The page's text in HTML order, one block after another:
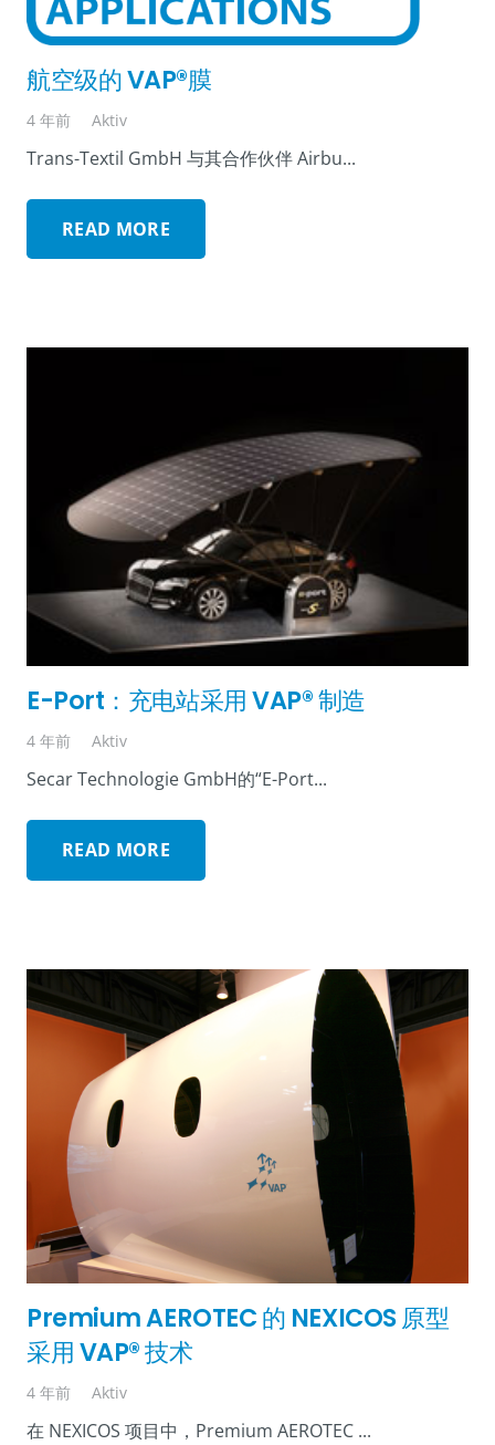
航空级的 VAP®膜
4 年前 Aktiv
Trans-Textil GmbH 与其合作伙伴 Airbu...
READ MORE
E-Port：充电站采用 VAP® 制造
4 年前 Aktiv
Secar Technologie GmbH的“E-Port...
READ MORE
Premium AEROTEC 的 NEXICOS 原型
采用 VAP® 技术
4 年前 Aktiv
在 NEXICOS 项目中，Premium AEROTEC ...